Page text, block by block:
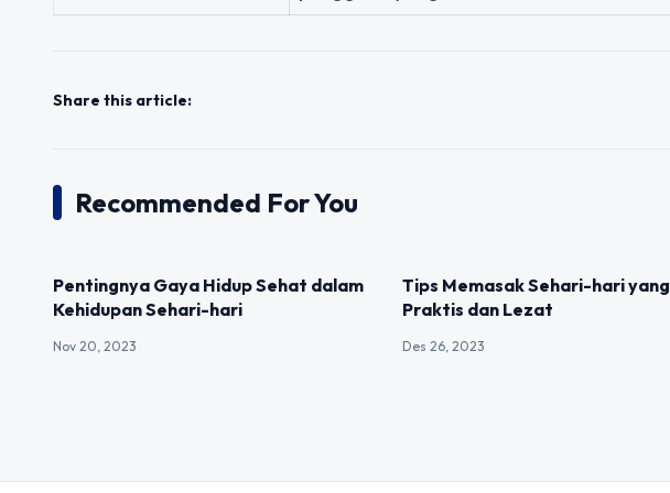
Share this article:
Recommended For You
Pentingnya Gaya Hidup Sehat dalam
Kehidupan Sehari-hari
Nov 20, 2023
Tips Memasak Sehari-hari yang
Praktis dan Lezat
Des 26, 2023